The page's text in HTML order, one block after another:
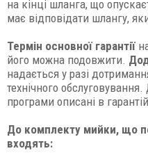
на кінці шланга, що
має відповідати шлангу,
Термін основної гарантії
його можна подовжити.
надається у разі
технічного
програми описані в
До комплекту мийки, що
входять: